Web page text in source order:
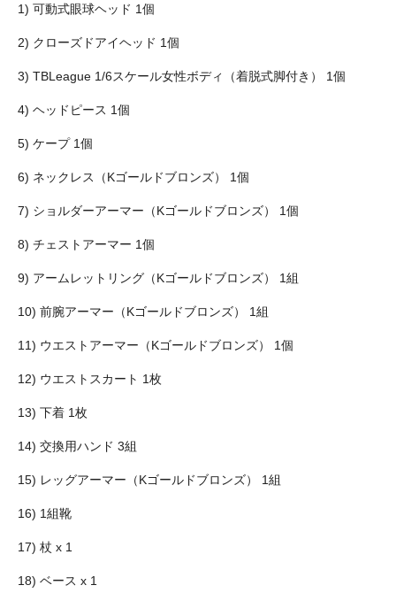
1) 可動式眼球ヘッド 1個
2) クローズドアイヘッド 1個
3) TBLeague 1/6スケール女性ボディ（着脱式脚付き） 1個
4) ヘッドピース 1個
5) ケープ 1個
6) ネックレス（Kゴールドブロンズ） 1個
7) ショルダーアーマー（Kゴールドブロンズ） 1個
8) チェストアーマー 1個
9) アームレットリング（Kゴールドブロンズ） 1組
10) 前腕アーマー（Kゴールドブロンズ） 1組
11) ウエストアーマー（Kゴールドブロンズ） 1個
12) ウエストスカート 1枚
13) 下着 1枚
14) 交換用ハンド 3組
15) レッグアーマー（Kゴールドブロンズ） 1組
16) 1組靴
17) 杖 x 1
18) ベース x 1